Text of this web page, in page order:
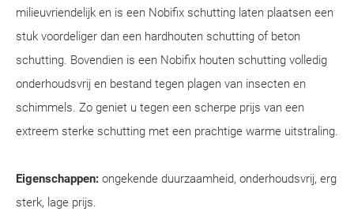
milieuvriendelijk en is een Nobifix schutting laten plaatsen een
stuk voordeliger dan een hardhouten schutting of beton
schutting. Bovendien is een Nobifix houten schutting volledig
onderhoudsvrij en bestand tegen plagen van insecten en
schimmels. Zo geniet u tegen een scherpe prijs van een
extreem sterke schutting met een prachtige warme uitstraling.
Eigenschappen: ongekende duurzaamheid, onderhoudsvrij, erg
sterk, lage prijs.